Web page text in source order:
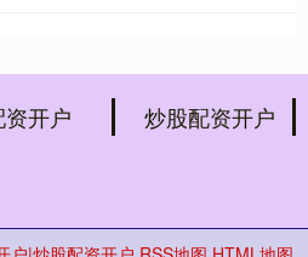
资开户 炒股配资开户